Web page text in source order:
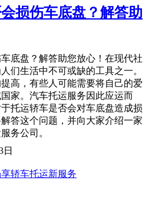
损伤车底盘？解答助
底盘？解答助您放心！在现代社
们生活中不可或缺的工具之一。
高，有些人可能需要将自己的爱
家。汽车托运服务因此应运而
托运轿车是否会对车底盘造成损
答这个问题，并向大家介绍一家
务公司。
日